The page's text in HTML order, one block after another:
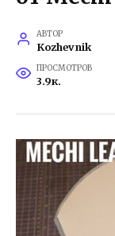
АВТОР
Kozhevnik
ПРОСМОТРОВ
3.9к.